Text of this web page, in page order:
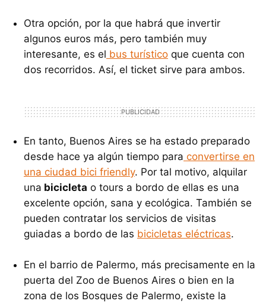
Otra opción, por la que habrá que invertir
algunos euros más, pero también muy
interesante, es el bus turístico que cuenta con
dos recorridos. Así, el ticket sirve para ambos.
En tanto, Buenos Aires se ha estado preparado
desde hace ya algún tiempo para convertirse en
una ciudad bici friendly. Por tal motivo, alquilar
una bicicleta o tours a bordo de ellas es una
excelente opción, sana y ecológica. También se
pueden contratar los servicios de visitas
guiadas a bordo de las bicicletas eléctricas.
En el barrio de Palermo, más precisamente en la
puerta del Zoo de Buenos Aires o bien en la
zona de los Bosques de Palermo, existe la